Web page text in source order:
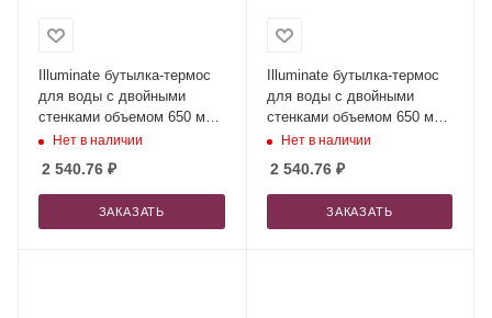
Illuminate бутылка-термос
для воды с двойными
стенками объемом 650 мл
из переработанной
сертифицированной по
стандарту RCS - сплошной
Нет в наличии
2 540.76 ₽
ЗАКАЗАТЬ
Illuminate бутылка-термос
для воды с двойными
стенками объемом 650 мл
из переработанной
сертифицированной по
стандарту RCS - Twilight
Нет в наличии
2 540.76₽
ЗАКАЗАТЬ